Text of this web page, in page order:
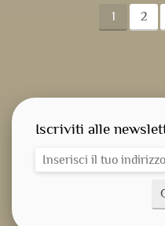
1 2
Iscriviti alle